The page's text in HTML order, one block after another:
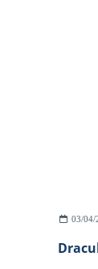
03/04/